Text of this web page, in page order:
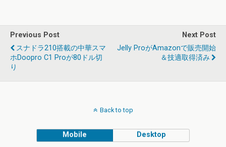
Previous Post
スナドラ210搭載の中華スマ
ホDoopro C1 Proが80ドル切
り
Next Post
Jelly ProがAmazonで販売開始
＆技適取得済み
Back to top
Mobile Desktop